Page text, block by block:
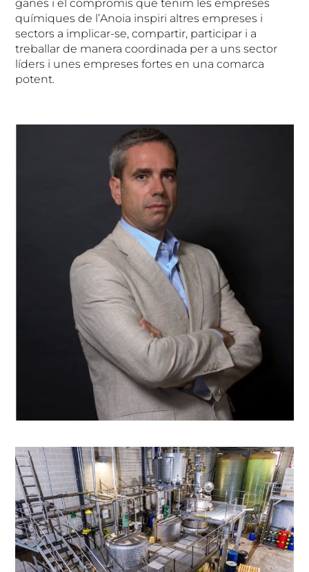
ganes i el compromís que tenim les empreses
químiques de l’Anoia inspiri altres empreses i
sectors a implicar-se, compartir, participar i a
treballar de manera coordinada per a uns sector
líders i unes empreses fortes en una comarca
potent.